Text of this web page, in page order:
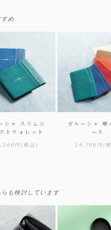
め
シャ スリムコ
トウォレット
円(税込)
ガルーシャ 単
ース
29,700円(
も検討しています